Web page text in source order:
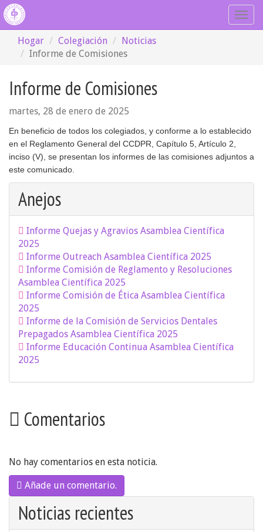
Hogar
Colegiación
Noticias
Informe de Comisiones
Informe de Comisiones
martes, 28 de enero de 2025
En beneficio de todos los colegiados, y conforme a lo establecido
en el Reglamento General del CCDPR, Capítulo 5, Artículo 2,
inciso (V), se presentan los informes de las comisiones adjuntos a
este comunicado.
Anejos
Informe Quejas y Agravios Asamblea Científica
2025
Informe Outreach Asamblea Científica 2025
Informe Comisión de Reglamento y Resoluciones
Asamblea Científica 2025
Informe Comisión de Ética Asamblea Científica
2025
Informe de la Comisión de Servicios Dentales
Prepagados Asamblea Científica 2025
Informe Educación Continua Asamblea Científica
2025
Comentarios
No hay comentarios en esta noticia.
Añade un comentario.
Noticias recientes